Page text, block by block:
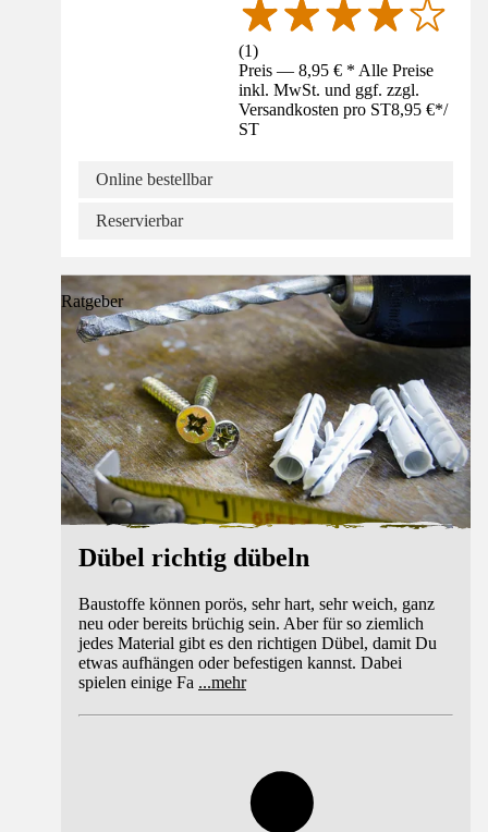
(1)
Preis — 8,95 € * Alle Preise
inkl. MwSt. und ggf. zzgl.
Versandkosten pro ST8,95 €*/
ST
Online bestellbar
Reservierbar
Ratgeber
Dübel richtig dübeln
Baustoffe können porös, sehr hart, sehr weich, ganz
neu oder bereits brüchig sein. Aber für so ziemlich
jedes Material gibt es den richtigen Dübel, damit Du
etwas aufhängen oder befestigen kannst. Dabei
spielen einige Fa ...mehr